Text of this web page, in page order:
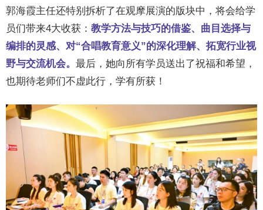
郭海霞主任还特别拆析了在观摩展演的版块中，将会给学
员们带来4大收获： 教学方法与技巧的借鉴、曲目选择与
编排的灵感、对“合唱教育意义”的深化理解、拓宽行业视
野与交流机会。 最后，她向所有学员送出了祝福和希望，
也期待老师们不虚此行，学有所获！